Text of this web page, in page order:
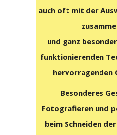
auch oft mit der
und ganz
funktionierenden
hervorragenden
Besonderes
Fotografieren und
beim Schneiden